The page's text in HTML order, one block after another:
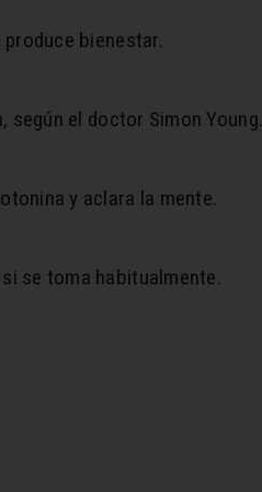
bienestar.
el doctor Simon Young.
y aclara la mente.
se toma habitualmente.